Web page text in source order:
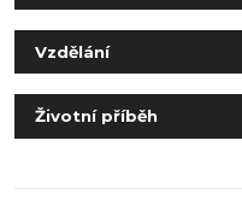
Vzdělání
Životní příběh